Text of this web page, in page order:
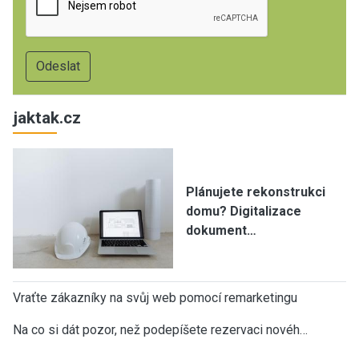
jaktak.cz
Plánujete rekonstrukci
domu? Digitalizace
dokument…
Vraťte zákazníky na svůj web pomocí remarketingu
Na co si dát pozor, než podepíšete rezervaci novéh…